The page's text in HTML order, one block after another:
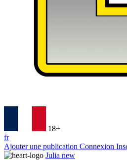
18+
fr
Ajouter une publication Connexion
Julia new